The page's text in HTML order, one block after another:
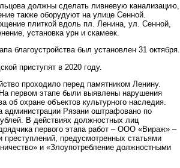
должны сделать ливневую канализацию,
также оборудуют на улице Сенной.
плиткой вдоль пл. Ленина, ул. Сенной,
установка урн и скамеек.
благоустройства был установлен 31 октября.
приступят в 2020 году.
проходило перед памятником Ленину.
первом этапе были выявлены нарушения
об охране объектов культурного наследия.
администрации Рязани оштрафовано по
В действиях должностных лиц
первого этапа работ – ООО «Вираж» –
преступлений, предусмотренных статьями
и «Злоупотребление должностными